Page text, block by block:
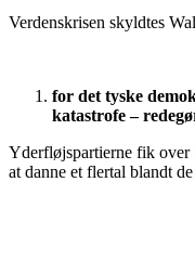
Verdenskrisen skyldtes
for det tyske
katastrofe –
Yderfløjspartierne fik over
at danne et flertal blandt